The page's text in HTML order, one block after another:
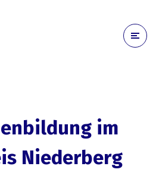
im
Niederberg